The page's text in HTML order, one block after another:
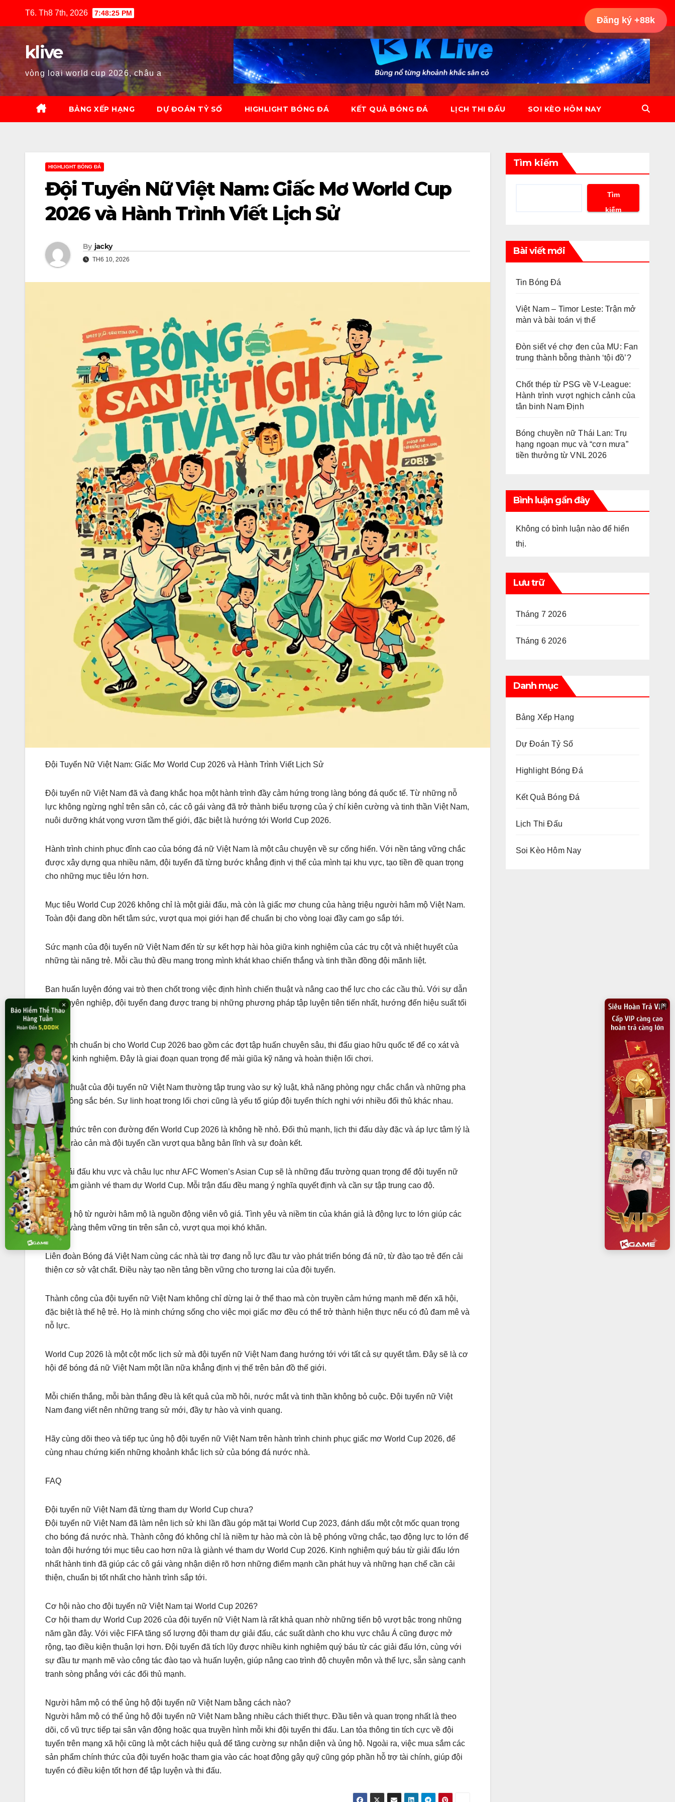
T6. Th8 7th, 2026 7:48:27 PM
klive
vòng loại world cup 2026, châu a
BẢNG XẾP HẠNG DỰ ĐOÁN TỶ SỐ HIGHLIGHT BÓNG ĐÁ KẾT QUẢ BÓNG ĐÁ LỊCH THI ĐẤU SOI KÈO HÔM NAY
HIGHLIGHT BÓNG ĐÁ
Đội Tuyển Nữ Việt Nam: Giấc Mơ World Cup
2026 và Hành Trình Viết Lịch Sử
By jacky
TH6 10, 2026
Đội Tuyển Nữ Việt Nam: Giấc Mơ World Cup 2026 và Hành Trình Viết Lịch Sử
Đội tuyển nữ Việt Nam đã và đang khắc họa một hành trình đầy cảm hứng trong làng bóng đá quốc tế. Từ những nỗ
lực không ngừng nghỉ trên sân cỏ, các cô gái vàng đã trở thành biểu tượng của ý chí kiên cường và tinh thần Việt Nam,
nuôi dưỡng khát vọng vươn tầm thế giới, đặc biệt là hướng tới World Cup 2026.
Hành trình chinh phục đỉnh cao của bóng đá nữ Việt Nam là một câu chuyện về sự cống hiến. Với nền tảng vững chắc
được xây dựng qua nhiều năm, đội tuyển đã từng bước khẳng định vị thế của mình tại khu vực, tạo tiền đề quan trọng
cho những mục tiêu lớn hơn.
Mục tiêu World Cup 2026 không chỉ là một giải đấu, mà còn là giấc mơ chung của hàng triệu người hâm mộ Việt Nam.
Toàn đội đang dồn hết tâm sức, vượt qua mọi giới hạn để chuẩn bị cho vòng loại đầy cam go sắp tới.
Sức mạnh của đội tuyển nữ Việt Nam đến từ sự kết hợp hài hòa giữa kinh nghiệm của các trụ cột và nhiệt huyết của
những tài năng trẻ. Mỗi cầu thủ đều mang trong mình khát khao chiến thắng và tinh thần đồng đội mãnh liệt.
Ban huấn luyện đóng vai trò then chốt trong việc định hình chiến thuật và nâng cao thể lực cho các cầu thủ. Với sự dẫn
dắt chuyên nghiệp, đội tuyển đang được trang bị những phương pháp tập luyện tiên tiến nhất, hướng đến hiệu suất tối
ưu.
Quá trình chuẩn bị cho World Cup 2026 bao gồm các đợt tập huấn chuyên sâu, thi đấu giao hữu quốc tế để cọ xát và
tích lũy kinh nghiệm. Đây là giai đoạn quan trọng để mài giũa kỹ năng và hoàn thiện lối chơi.
Chiến thuật của đội tuyển nữ Việt Nam thường tập trung vào sự kỷ luật, khả năng phòng ngự chắc chắn và những pha
phản công sắc bén. Sự linh hoạt trong lối chơi cũng là yếu tố giúp đội tuyển thích nghi với nhiều đối thủ khác nhau.
Thách thức trên con đường đến World Cup 2026 là không hề nhỏ. Đối thủ mạnh, lịch thi đấu dày đặc và áp lực tâm lý là
những rào cản mà đội tuyển cần vượt qua bằng bản lĩnh và sự đoàn kết.
Các giải đấu khu vực và châu lục như AFC Women’s Asian Cup sẽ là những đấu trường quan trọng để đội tuyển nữ
Việt Nam giành vé tham dự World Cup. Mỗi trận đấu đều mang ý nghĩa quyết định và cần sự tập trung cao độ.
Sự ủng hộ từ người hâm mộ là nguồn động viên vô giá. Tình yêu và niềm tin của khán giả là động lực to lớn giúp các
cô gái vàng thêm vững tin trên sân cỏ, vượt qua mọi khó khăn.
Liên đoàn Bóng đá Việt Nam cùng các nhà tài trợ đang nỗ lực đầu tư vào phát triển bóng đá nữ, từ đào tạo trẻ đến cải
thiện cơ sở vật chất. Điều này tạo nền tảng bền vững cho tương lai của đội tuyển.
Thành công của đội tuyển nữ Việt Nam không chỉ dừng lại ở thể thao mà còn truyền cảm hứng mạnh mẽ đến xã hội,
đặc biệt là thế hệ trẻ. Họ là minh chứng sống cho việc mọi giấc mơ đều có thể trở thành hiện thực nếu có đủ đam mê và
nỗ lực.
World Cup 2026 là một cột mốc lịch sử mà đội tuyển nữ Việt Nam đang hướng tới với tất cả sự quyết tâm. Đây sẽ là cơ
hội để bóng đá nữ Việt Nam một lần nữa khẳng định vị thế trên bản đồ thế giới.
Mỗi chiến thắng, mỗi bàn thắng đều là kết quả của mồ hôi, nước mắt và tinh thần không bỏ cuộc. Đội tuyển nữ Việt
Nam đang viết nên những trang sử mới, đầy tự hào và vinh quang.
Hãy cùng dõi theo và tiếp tục ủng hộ đội tuyển nữ Việt Nam trên hành trình chinh phục giấc mơ World Cup 2026, để
cùng nhau chứng kiến những khoảnh khắc lịch sử của bóng đá nước nhà.
FAQ
Đội tuyển nữ Việt Nam đã từng tham dự World Cup chưa?
Đội tuyển nữ Việt Nam đã làm nên lịch sử khi lần đầu góp mặt tại World Cup 2023, đánh dấu một cột mốc quan trọng
cho bóng đá nước nhà. Thành công đó không chỉ là niềm tự hào mà còn là bệ phóng vững chắc, tạo động lực to lớn để
toàn đội hướng tới mục tiêu cao hơn nữa là giành vé tham dự World Cup 2026. Kinh nghiệm quý báu từ giải đấu lớn
nhất hành tinh đã giúp các cô gái vàng nhận diện rõ hơn những điểm mạnh cần phát huy và những hạn chế cần cải
thiện, chuẩn bị tốt nhất cho hành trình sắp tới.
Cơ hội nào cho đội tuyển nữ Việt Nam tại World Cup 2026?
Cơ hội tham dự World Cup 2026 của đội tuyển nữ Việt Nam là rất khả quan nhờ những tiến bộ vượt bậc trong những
năm gần đây. Với việc FIFA tăng số lượng đội tham dự giải đấu, các suất dành cho khu vực châu Á cũng được mở
rộng, tạo điều kiện thuận lợi hơn. Đội tuyển đã tích lũy được nhiều kinh nghiệm quý báu từ các giải đấu lớn, cùng với
sự đầu tư mạnh mẽ vào công tác đào tạo và huấn luyện, giúp nâng cao trình độ chuyên môn và thể lực, sẵn sàng cạnh
tranh sòng phẳng với các đối thủ mạnh.
Người hâm mộ có thể ủng hộ đội tuyển nữ Việt Nam bằng cách nào?
Người hâm mộ có thể ủng hộ đội tuyển nữ Việt Nam bằng nhiều cách thiết thực. Đầu tiên và quan trọng nhất là theo
dõi, cổ vũ trực tiếp tại sân vận động hoặc qua truyền hình mỗi khi đội tuyển thi đấu. Lan tỏa thông tin tích cực về đội
tuyển trên mạng xã hội cũng là một cách hiệu quả để tăng cường sự nhận diện và ủng hộ. Ngoài ra, việc mua sắm các
sản phẩm chính thức của đội tuyển hoặc tham gia vào các hoạt động gây quỹ cũng góp phần hỗ trợ tài chính, giúp đội
tuyển có điều kiện tốt hơn để tập luyện và thi đấu.
Tìm kiếm
Tìm
kiếm
Bài viết mới
Tin Bóng Đá
Việt Nam – Timor Leste: Trận mở
màn và bài toán vị thế
Đòn siết vé chợ đen của MU: Fan
trung thành bỗng thành ‘tội đồ’?
Chốt thép từ PSG về V-League:
Hành trình vượt nghịch cảnh của
tân binh Nam Định
Bóng chuyền nữ Thái Lan: Trụ
hạng ngoạn mục và “cơn mưa”
tiền thưởng từ VNL 2026
Bình luận gần đây
Không có bình luận nào để hiển
thị.
Lưu trữ
Tháng 7 2026
Tháng 6 2026
Danh mục
Bảng Xếp Hạng
Dự Đoán Tỷ Số
Highlight Bóng Đá
Kết Quả Bóng Đá
Lịch Thi Đấu
Soi Kèo Hôm Nay
× ×
Đăng ký +88k